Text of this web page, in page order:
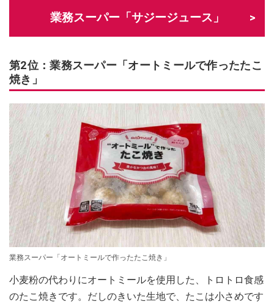
業務スーパー「サジージュース」
第2位：業務スーパー「オートミールで作ったたこ
焼き」
業務スーパー「オートミールで作ったたこ焼き」
小麦粉の代わりにオートミールを使用した、トロトロ食感
のたこ焼きです。だしのきいた生地で、たこは小さめです